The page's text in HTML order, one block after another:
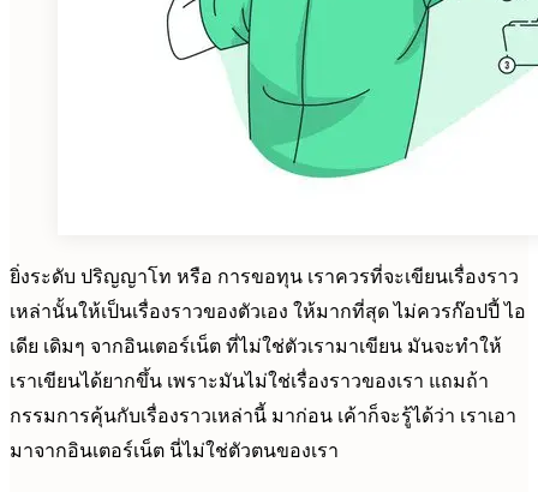
ยิ่งระดับ ปริญญาโท หรือ การขอทุน เราควรที่จะเขียนเรื่องราว
เหล่านั้นให้เป็นเรื่องราวของตัวเอง ให้มากที่สุด ไม่ควรก๊อปปี้ ไอ
เดีย เดิมๆ จากอินเตอร์เน็ต ที่ไม่ใช่ตัวเรามาเขียน มันจะทำให้
เราเขียนได้ยากขึ้น เพราะมันไม่ใช่เรื่องราวของเรา แถมถ้า
กรรมการคุ้นกับเรื่องราวเหล่านี้ มาก่อน เค้าก็จะรู้ได้ว่า เราเอา
มาจากอินเตอร์เน็ต นี่ไม่ใช่ตัวตนของเรา